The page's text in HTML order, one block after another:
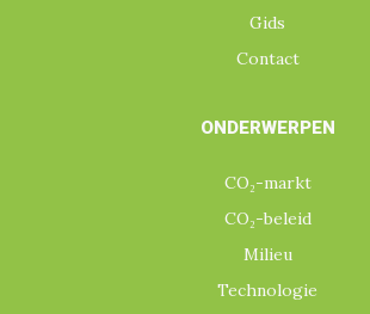
Gids
Contact
ONDERWERPEN
CO₂-markt
CO₂-beleid
Milieu
Technologie